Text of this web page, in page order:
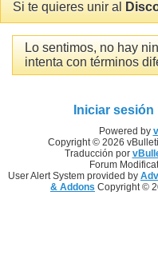
Si te quieres unir al
Lo sentimos, no hay
intenta con términos
Iniciar sesión
Powered by
Copyright © 2026
Traducción por
Forum
User Alert System provided by
& Addons Copyright ©